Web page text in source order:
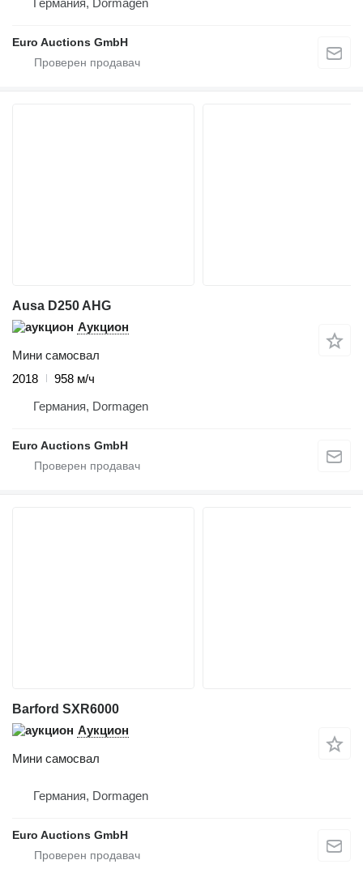
Германия, Dormagen
Euro Auctions GmbH
Ausa D250 AHG
Аукцион
Мини самосвал
2018
958 м/ч
Германия, Dormagen
Euro Auctions GmbH
Barford SXR6000
Аукцион
Мини самосвал
Германия, Dormagen
Euro Auctions GmbH